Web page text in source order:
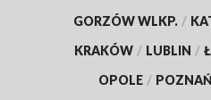
GORZÓW WLKP. /
KRAKÓW / LUBLIN /
OPOLE / POZNAŃ